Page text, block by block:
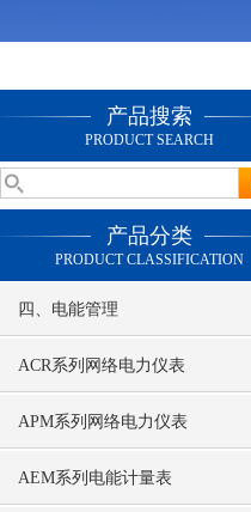
产品搜索
PRODUCT SEARCH
产品分类
PRODUCT CLASSIFICATION
四、电能管理
ACR系列网络电力仪表
APM系列网络电力仪表
AEM系列电能计量表